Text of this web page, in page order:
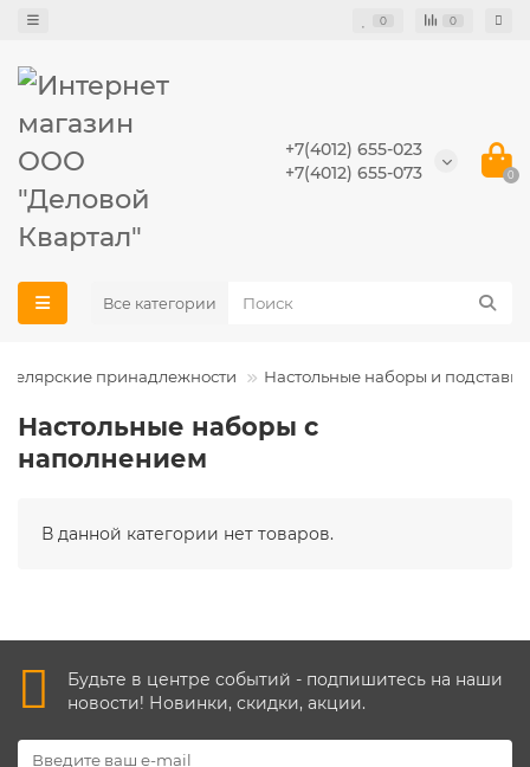
0 0
+7(4012) 655-023
+7(4012) 655-073
0
Все категории
принадлежности Настольные наборы и подставки
Настольные наборы с
наполнением
В данной категории нет товаров.
Будьте в центре событий - подпишитесь на наши
новости! Новинки, скидки, акции.